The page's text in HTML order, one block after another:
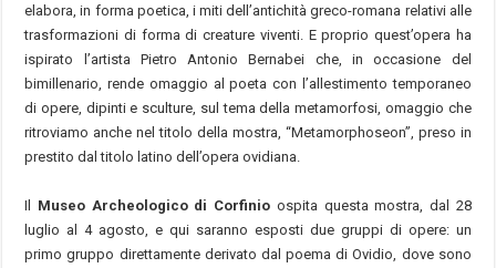
elabora, in forma poetica, i miti dell’antichità greco-romana relativi alle
trasformazioni di forma di creature viventi. E proprio quest’opera ha
ispirato l’artista Pietro Antonio Bernabei che, in occasione del
bimillenario, rende omaggio al poeta con l’allestimento temporaneo
di opere, dipinti e sculture, sul tema della metamorfosi, omaggio che
ritroviamo anche nel titolo della mostra, “Metamorphoseon”, preso in
prestito dal titolo latino dell’opera ovidiana.
Il Museo Archeologico di Corfinio ospita questa mostra, dal 28
luglio al 4 agosto, e qui saranno esposti due gruppi di opere: un
primo gruppo direttamente derivato dal poema di Ovidio, dove sono